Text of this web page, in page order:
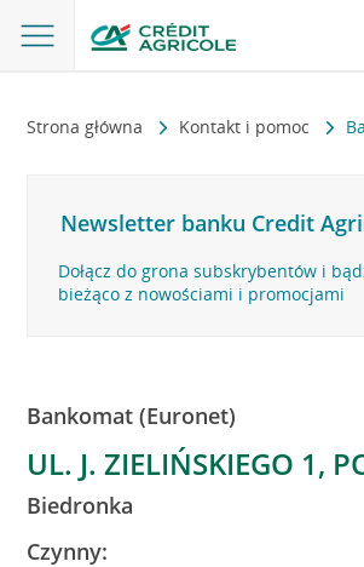
Strona główna Kontakt i pomoc
Newsletter banku Credit
Dołącz do grona subskrybentów i
bieżąco z nowościami i promocjami
Bankomat (Euronet)
UL. J. ZIELIŃSKIEGO 1,
Biedronka
Czynny: